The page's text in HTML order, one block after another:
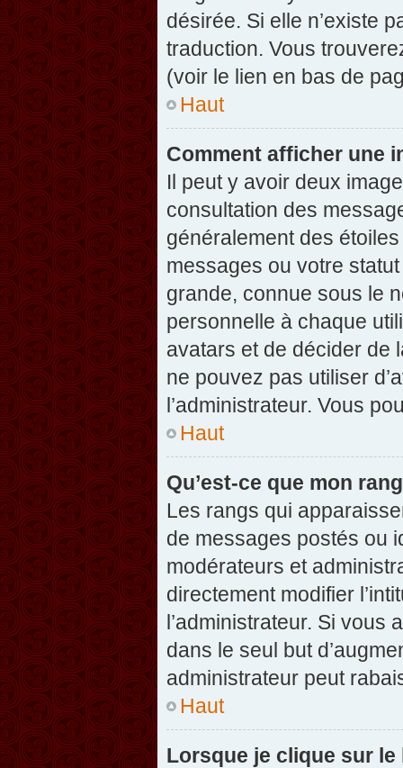
désirée. Si elle n’existe
traduction. Vous
(voir le lien en bas de
Haut
Comment afficher une
Il peut y avoir deux
consultation des
généralement des
messages ou votre
grande, connue sous le
personnelle à chaque
avatars et de décider de
ne pouvez pas utiliser
l’administrateur. Vous
Haut
Qu’est-ce que mon
Les rangs qui
de messages postés ou
modérateurs et
directement modifier
l’administrateur. Si vous
dans le seul but
administrateur peut
Haut
Lorsque je clique sur